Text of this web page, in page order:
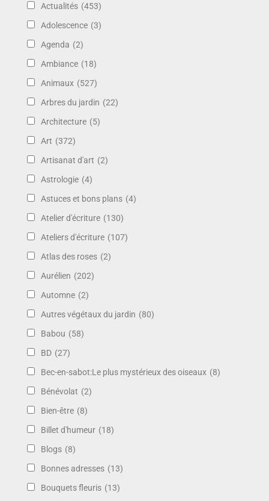
Actualités (453)
Adolescence (3)
Agenda (2)
Ambiance (18)
Animaux (527)
Arbres du jardin (22)
Architecture (5)
Art (372)
Artisanat d'art (2)
Astrologie (4)
Astuces et bons plans (4)
Atelier d'écriture (130)
Ateliers d'écriture (107)
Atlas des roses (2)
Aurélien (202)
Automne (2)
Autres végétaux du jardin (80)
Babou (58)
BD (27)
Bec-en-sabot:Le plus mystérieux des oiseaux (8)
Bénévolat (2)
Bien-être (8)
Billet d'humeur (18)
Blogs (8)
Bonnes adresses (13)
Bouquets fleuris (13)